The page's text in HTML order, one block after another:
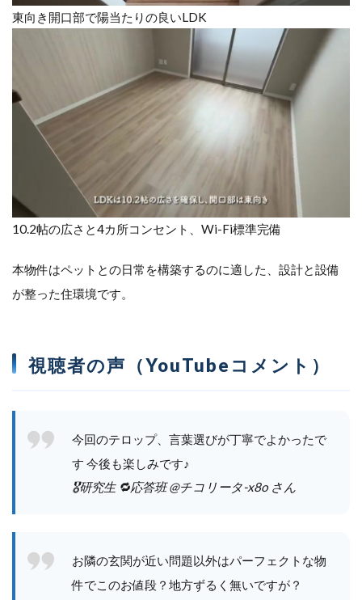
東向き開口部で陽当たりの良いLDK
10.2帖の広さと4カ所コンセント、Wi-Fi標準完備
本物件はペットとの日常を構築するのに適した、設計と設備
が整った住環境です。
視聴者の声（YouTubeコメント）
今回のテロップ、言葉選びが丁寧でよかったで
す 今後も楽しみです♪
🎖️研究生 🔁応答班 @チコリータ-x8o さん
お隣の玄関が近い問題以外はパーフェクトな物
件でこのお値段？地方ずるく無いですが？